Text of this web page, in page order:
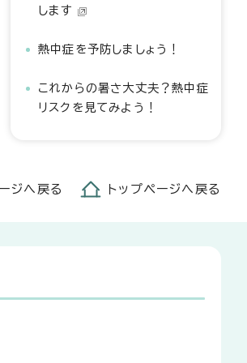
します
熱中症を予防しましょう！
これからの暑さ大丈夫？熱中症
リスクを見てみよう！
ジへ戻る トップページへ戻る